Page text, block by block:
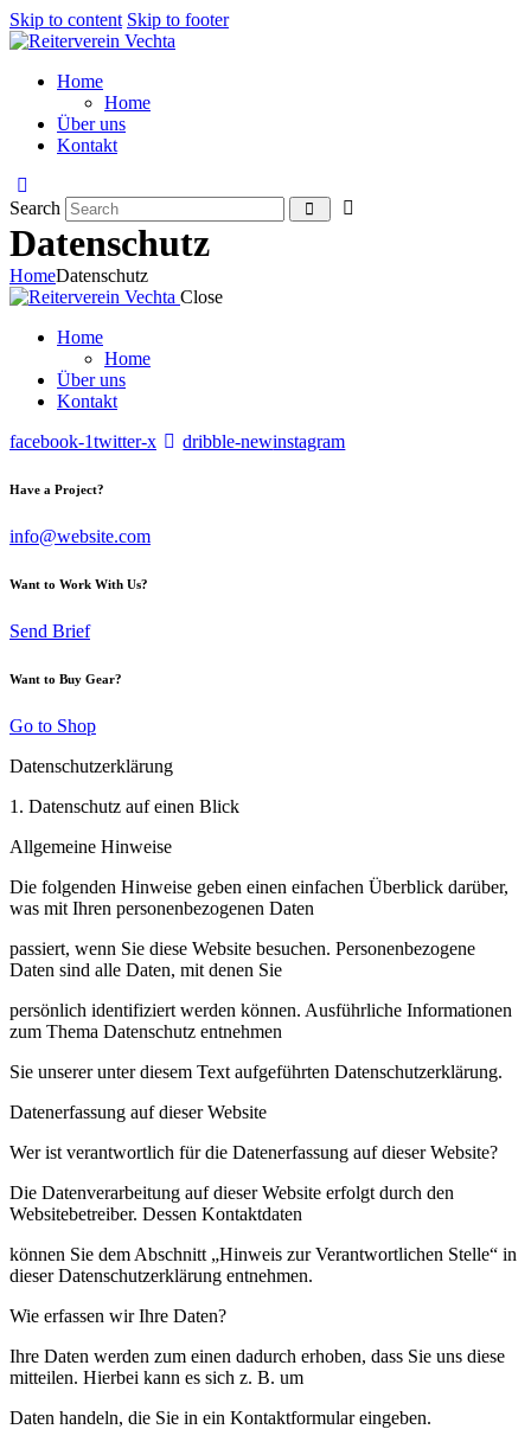
Skip to content Skip to footer
Home
Home
Über uns
Kontakt
Search
Datenschutz
HomeDatenschutz
Close
Home
Home
Über uns
Kontakt
facebook-1twitter-x dribble-newinstagram
Have a Project?
info@website.com
Want to Work With Us?
Send Brief
Want to Buy Gear?
Go to Shop
Datenschutzerklärung
1. Datenschutz auf einen Blick
Allgemeine Hinweise
Die folgenden Hinweise geben einen einfachen Überblick darüber,
was mit Ihren personenbezogenen Daten
passiert, wenn Sie diese Website besuchen. Personenbezogene
Daten sind alle Daten, mit denen Sie
persönlich identifiziert werden können. Ausführliche Informationen
zum Thema Datenschutz entnehmen
Sie unserer unter diesem Text aufgeführten Datenschutzerklärung.
Datenerfassung auf dieser Website
Wer ist verantwortlich für die Datenerfassung auf dieser Website?
Die Datenverarbeitung auf dieser Website erfolgt durch den
Websitebetreiber. Dessen Kontaktdaten
können Sie dem Abschnitt „Hinweis zur Verantwortlichen Stelle“ in
dieser Datenschutzerklärung entnehmen.
Wie erfassen wir Ihre Daten?
Ihre Daten werden zum einen dadurch erhoben, dass Sie uns diese
mitteilen. Hierbei kann es sich z. B. um
Daten handeln, die Sie in ein Kontaktformular eingeben.